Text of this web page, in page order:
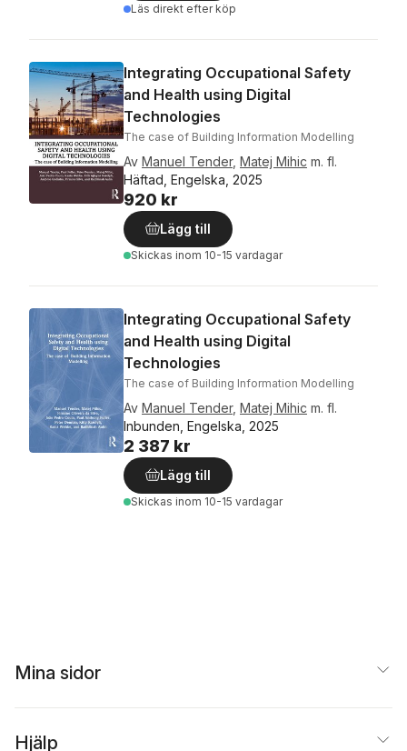
Läs direkt efter köp
Integrating Occupational Safety
and Health using Digital
Technologies
The case of Building Information Modelling
Av Manuel Tender, Matej Mihic m. fl.
Häftad, Engelska, 2025
920 kr
Lägg till
Skickas inom 10-15 vardagar
Integrating Occupational Safety
and Health using Digital
Technologies
The case of Building Information Modelling
Av Manuel Tender, Matej Mihic m. fl.
Inbunden, Engelska, 2025
2 387 kr
Lägg till
Skickas inom 10-15 vardagar
Mina sidor
Hjälp